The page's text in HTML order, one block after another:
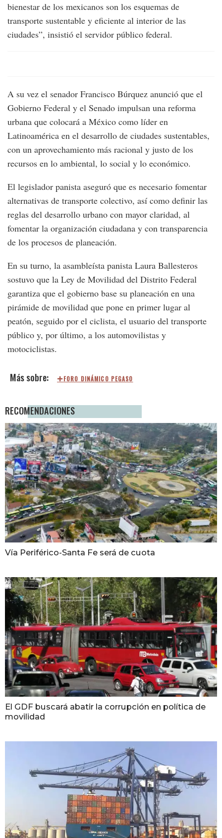
bienestar de los mexicanos son los esquemas de
transporte sustentable y eficiente al interior de las
ciudades”, insistió el servidor público federal.
A su vez el senador Francisco Búrquez anunció que el
Gobierno Federal y el Senado impulsan una reforma
urbana que colocará a México como líder en
Latinoamérica en el desarrollo de ciudades sustentables,
con un aprovechamiento más racional y justo de los
recursos en lo ambiental, lo social y lo económico.
El legislador panista aseguró que es necesario fomentar
alternativas de transporte colectivo, así como definir las
reglas del desarrollo urbano con mayor claridad, al
fomentar la organización ciudadana y con transparencia
de los procesos de planeación.
En su turno, la asambleísta panista Laura Ballesteros
sostuvo que la Ley de Movilidad del Distrito Federal
garantiza que el gobierno base su planeación en una
pirámide de movilidad que pone en primer lugar al
peatón, seguido por el ciclista, el usuario del transporte
público y, por último, a los automovilistas y
motociclistas.
FORO DINÁMICO PEGASO
RECOMENDACIONES
Vía Periférico-Santa Fe será de cuota
El GDF buscará abatir la corrupción en política de
movilidad